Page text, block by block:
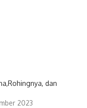
dan
2023